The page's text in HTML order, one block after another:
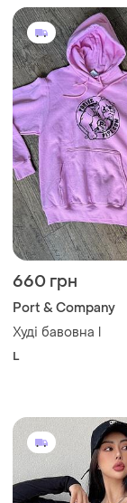
660 грн
Port & Company
Худі бавовна l
L